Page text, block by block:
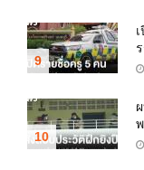
9
10